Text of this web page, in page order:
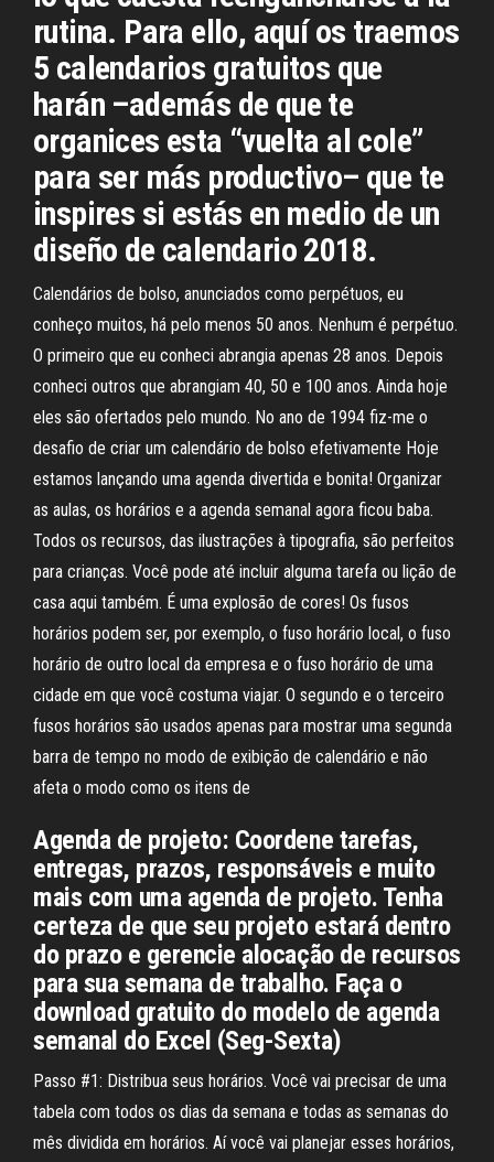
rutina. Para ello, aquí os traemos
5 calendarios gratuitos que
harán –además de que te
organices esta “vuelta al cole”
para ser más productivo– que te
inspires si estás en medio de un
diseño de calendario 2018.
Calendários de bolso, anunciados como perpétuos, eu
conheço muitos, há pelo menos 50 anos. Nenhum é perpétuo.
O primeiro que eu conheci abrangia apenas 28 anos. Depois
conheci outros que abrangiam 40, 50 e 100 anos. Ainda hoje
eles são ofertados pelo mundo. No ano de 1994 fiz-me o
desafio de criar um calendário de bolso efetivamente Hoje
estamos lançando uma agenda divertida e bonita! Organizar
as aulas, os horários e a agenda semanal agora ficou baba.
Todos os recursos, das ilustrações à tipografia, são perfeitos
para crianças. Você pode até incluir alguma tarefa ou lição de
casa aqui também. É uma explosão de cores! Os fusos
horários podem ser, por exemplo, o fuso horário local, o fuso
horário de outro local da empresa e o fuso horário de uma
cidade em que você costuma viajar. O segundo e o terceiro
fusos horários são usados apenas para mostrar uma segunda
barra de tempo no modo de exibição de calendário e não
afeta o modo como os itens de
Agenda de projeto: Coordene tarefas,
entregas, prazos, responsáveis e muito
mais com uma agenda de projeto. Tenha
certeza de que seu projeto estará dentro
do prazo e gerencie alocação de recursos
para sua semana de trabalho. Faça o
download gratuito do modelo de agenda
semanal do Excel (Seg-Sexta)
Passo #1: Distribua seus horários. Você vai precisar de uma
tabela com todos os dias da semana e todas as semanas do
mês dividida em horários. Aí você vai planejar esses horários,